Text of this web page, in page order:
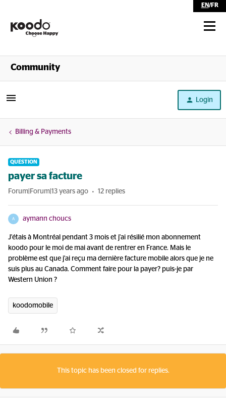
EN/FR
Shop
Community
Login
Billing & Payments
QUESTION
payer sa facture
Forum|Forum|13 years ago 12 replies
A aymann choucs
J'étais à Montréal pendant 3 mois et j'ai résilié mon abonnement
koodo pour le moi de mai avant de rentrer en France. Mais le
problème est que j'ai reçu ma dernière facture mobile alors que je ne
suis plus au Canada. Comment faire pour la payer? puis-je par
Western Union ?
koodomobile
This topic has been closed for replies.